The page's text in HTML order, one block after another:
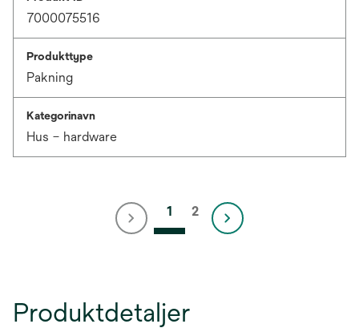
7000075516
Produkttype
Pakning
Kategorinavn
Hus – hardware
1 2
Produktdetaljer